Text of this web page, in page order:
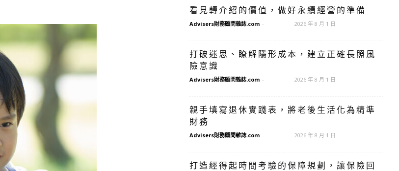
看見轉介紹的價值，做好永續經營的準備
Advisers財務顧問雜誌.com - 2026 年 8 月 1 日
打破迷思、瞭解隱形成本，建立正確長照風
險意識
Advisers財務顧問雜誌.com - 2026 年 8 月 1 日
親手填寫退休實踐表，將老後生活化為精準
財務
Advisers財務顧問雜誌.com - 2026 年 8 月 1 日
打造經得起時間考驗的保障規劃，讓保險回